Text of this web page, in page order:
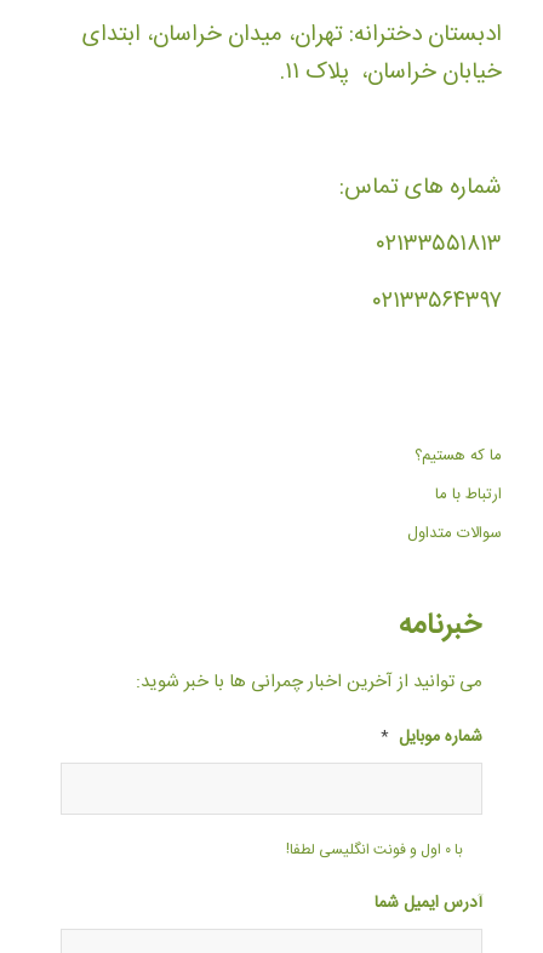
ادبستان دخترانه: تهران، میدان خراسان، ابتدای
خیابان خراسان، پلاک ۱۱.
شماره های تماس:
۰۲۱۳۳۵۵۱۸۱۳
۰۲۱۳۳۵۶۴۳۹۷
ما که هستیم؟
ارتباط با ما
سوالات متداول
خبرنامه
می توانید از آخرین اخبار چمرانی ها با خبر شوید:
شماره موبایل *
با ۰ اول و فونت انگلیسی لطفا!
آدرس ایمیل شما